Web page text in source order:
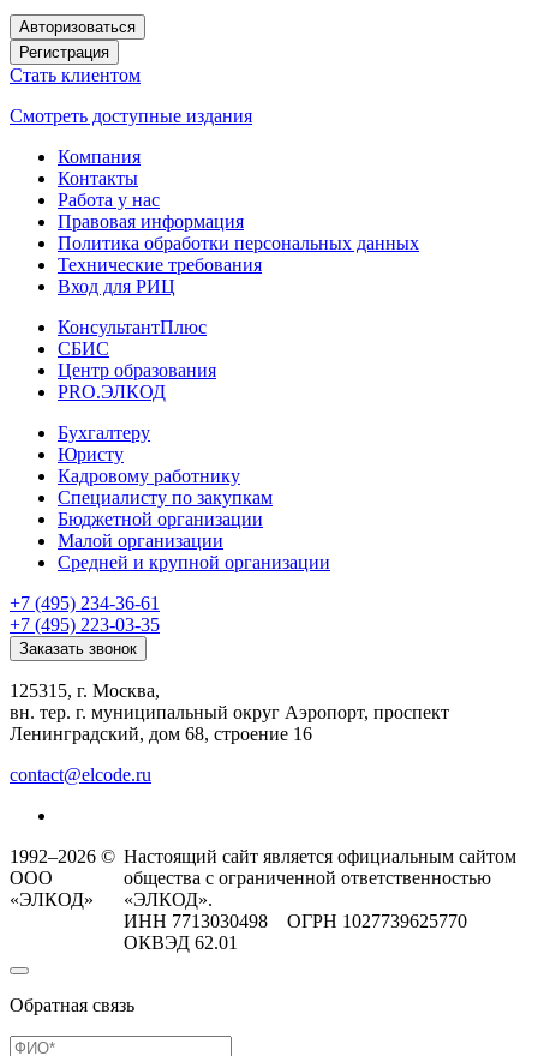
Авторизоваться
Регистрация
Стать клиентом
Смотреть доступные издания
Компания
Контакты
Работа у нас
Правовая информация
Политика обработки персональных данных
Технические требования
Вход для РИЦ
КонсультантПлюс
СБИС
Центр образования
PRO.ЭЛКОД
Бухгалтеру
Юристу
Кадровому работнику
Специалисту по закупкам
Бюджетной организации
Малой организации
Средней и крупной организации
+7 (495) 234-36-61
+7 (495) 223-03-35
Заказать звонок
125315, г. Москва,
вн. тер. г. муниципальный округ Аэропорт, проспект
Ленинградский, дом 68, строение 16
contact@elcode.ru
1992–2026 ©
ООО
«ЭЛКОД»
Настоящий сайт является официальным сайтом
общества с ограниченной ответственностью
«ЭЛКОД».
ИНН 7713030498 ОГРН 1027739625770
ОКВЭД 62.01
Обратная связь